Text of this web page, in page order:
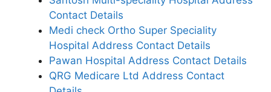
Contact Details
Medi check Ortho Super Speciality
Hospital Address Contact Details
Pawan Hospital Address Contact Details
QRG Medicare Ltd Address Contact